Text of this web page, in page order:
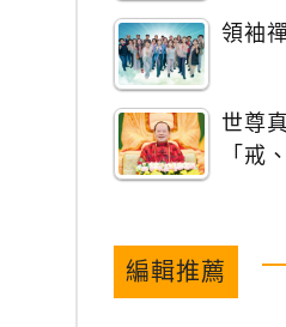
領袖
世尊
「戒
編輯推薦